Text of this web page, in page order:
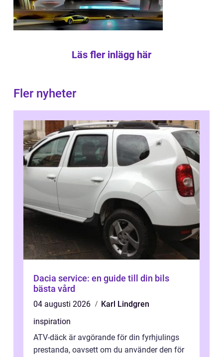
Läs fler inlägg här
Fler nyheter
Dacia service: en guide till din bils
bästa vård
04 augusti 2026
Karl Lindgren
inspiration
ATV-däck är avgörande för din fyrhjulings
prestanda, oavsett om du använder den för